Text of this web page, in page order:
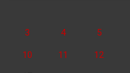
3 4 5
10 11 12